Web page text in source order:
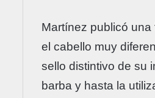
Martínez publicó
el cabello muy
sello distintivo de su
barba y hasta la